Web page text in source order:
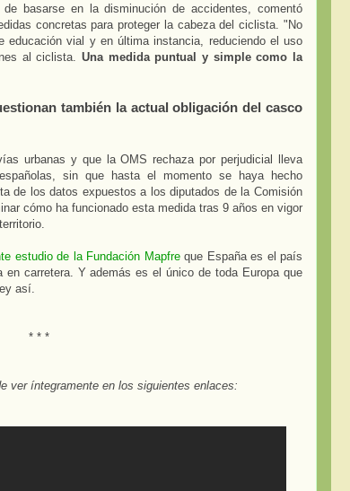
basarse en la disminución de accidentes, comentó
concretas para proteger la cabeza del ciclista. "No
vial y en última instancia, reduciendo el uso
al ciclista. Una medida puntual y simple como la
también la actual obligación del casco
urbanas y que la OMS rechaza por perjudicial lleva
sin que hasta el momento se haya hecho
de los datos expuestos a los diputados de la Comisión
cómo ha funcionado esta medida tras 9 años en vigor
estudio de la Fundación Mapfreque España es el país
carretera. Y además es el único de toda Europa que
así.
* * *
ver íntegramente en los siguientes enlaces: